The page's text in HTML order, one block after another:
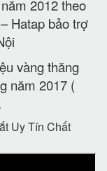
2012 theo
Hatap bảo trợ
vàng thăng
năm 2017 (
Uy Tín Chất